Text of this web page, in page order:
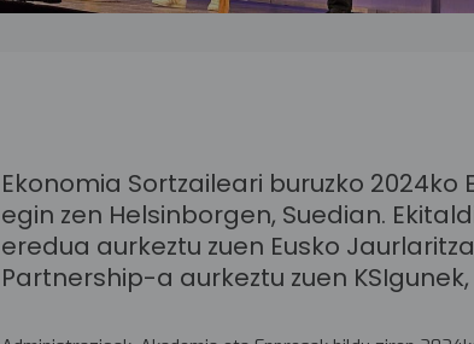
Ekonomia Sortzaileari buruzko 2024ko
egin zen Helsinborgen, Suedian.
eredua aurkeztu zuen Eusko
Partnership-a aurkeztu zuen